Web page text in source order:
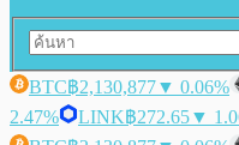
BTC฿2,130,877▼ 0.06%
2.47%
LINK฿272.65▼